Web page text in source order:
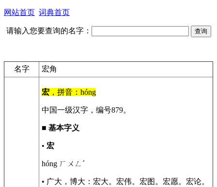
网站首页 词典首页
请输入您要查询的名字：
名字 宏角
宏 ，拼音：hóng
中国一级汉字，编号879。
■ 基本字义
• 宏
hóng ㄏㄨㄥˊ
• 广大，博大：宏大。宏伟。宏图。宏愿。宏论。